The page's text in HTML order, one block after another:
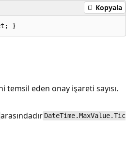
Kopyala
}
temsil eden onay işareti sayısı.
arasındadır DateTime.MaxValue.Tic